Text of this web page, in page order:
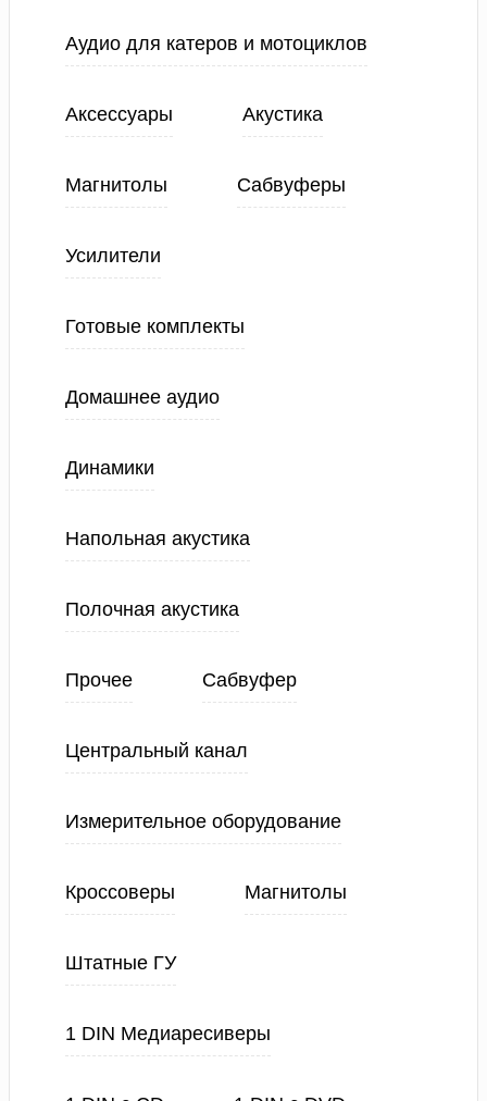
Аудио для катеров и мотоциклов
Аксессуары Акустика
Магнитолы Сабвуферы
Усилители
Готовые комплекты
Домашнее аудио
Динамики
Напольная акустика
Полочная акустика
Прочее Сабвуфер
Центральный канал
Измерительное оборудование
Кроссоверы Магнитолы
Штатные ГУ
1 DIN Медиаресиверы